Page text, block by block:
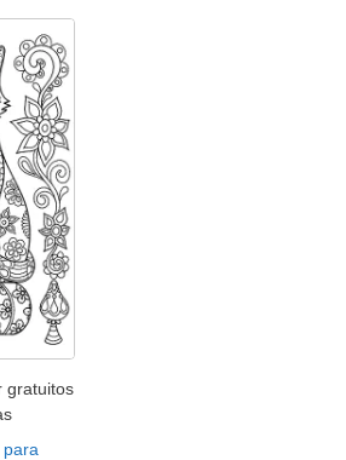
gratuitos